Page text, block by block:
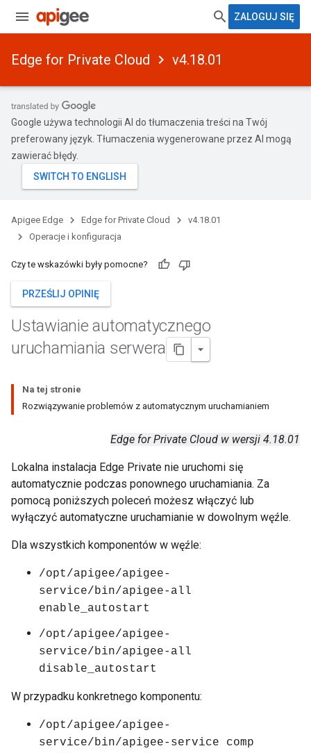
ZALOGUJ SIĘ
Edge for Private Cloud v4.18.01
Google używa technologii AI do tłumaczenia treści na Twój
preferowany język. Tłumaczenia wygenerowane przez AI mogą
zawierać błędy.
Apigee Edge Edge for Private Cloud
v4.18.01
Operacje i konfiguracja
Czy te wskazówki były pomocne?
PRZEŚLIJ OPINIĘ
Ustawianie automatycznego
uruchamiania serwera
Na tej stronie
Rozwiązywanie problemów z automatycznym uruchamianiem
Edge for Private Cloud w wersji 4.18.01
Lokalna instalacja Edge Private nie uruchomi się
automatycznie podczas ponownego uruchamiania. Za
pomocą poniższych poleceń możesz włączyć lub
wyłączyć automatyczne uruchamianie w dowolnym węźle.
Dla wszystkich komponentów w węźle:
/opt/apigee/apigee-
service/bin/apigee-all
enable_autostart
/opt/apigee/apigee-
service/bin/apigee-all
disable_autostart
W przypadku konkretnego komponentu:
/opt/apigee/apigee-
service/bin/apigee-service comp